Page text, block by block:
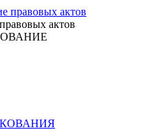
актов